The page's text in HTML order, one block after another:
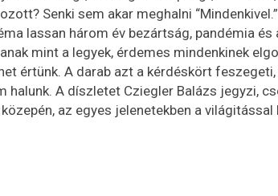
Senki sem akar meghalni
lassan három év bezártság, pandémia és
mint a legyek, érdemes mindenkinek
értünk. A darab azt a kérdéskört
halunk. A díszletet Cziegler Balázs jegyzi,
az egyes jelenetekben a